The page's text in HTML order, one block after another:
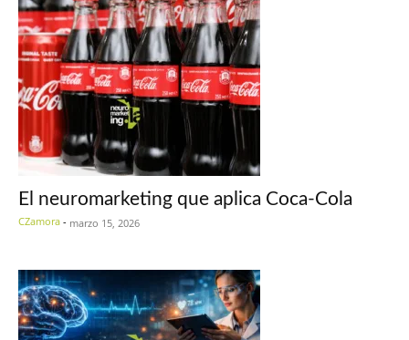
El neuromarketing que aplica Coca-Cola
CZamora - marzo 15, 2026